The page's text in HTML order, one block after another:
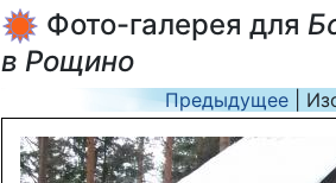
Фото-галерея для
в Рощино
Предыдущее|